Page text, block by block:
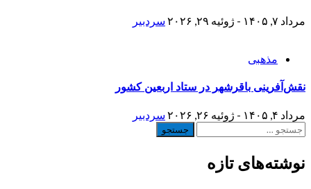
مرداد ۷, ۱۴۰۵ - ژوئیه ۲۹, ۲۰۲۶ سردبیر
مذهبی
نقش‌آفرینی باقرشهر در ستاد اربعین کشور
مرداد ۴, ۱۴۰۵ - ژوئیه ۲۶, ۲۰۲۶
سردبیر
جستجو
نوشته‌های تازه